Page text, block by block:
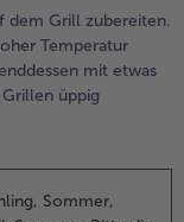
dem Grill zubereiten.
Temperatur
mit etwas
üppig
Sommer,